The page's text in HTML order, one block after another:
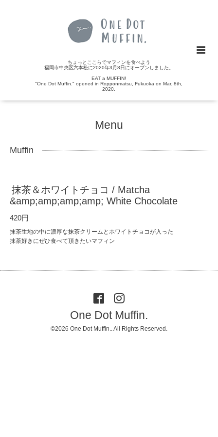
ちょっとここらでマフィンを食べよう
福岡市中央区六本松に2020年3月8日にオープンしました。
EAT a MUFFIN!
"One Dot Muffin." opened in Ropponmatsu, Fukuoka on Mar. 8th,
2020.
Menu
Muffin
抹茶＆ホワイトチョコ / Matcha
&amp;amp;amp;amp; White Chocolate
420円
抹茶生地の中に濃厚な抹茶クリームとホワイトチョコが入った
抹茶好きにぜひ食べて頂きたいマフィン
One Dot Muffin.
©2026 One Dot Muffin. . All Rights Reserved.